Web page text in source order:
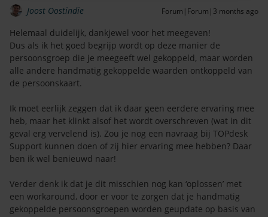
Joost Oostindie Forum|Forum|3 months ago
Helemaal duidelijk, dankjewel voor het meegeven!
Dus als ik het goed begrijp wordt op deze manier de
persoonsgroep die je meegeeft wel gekoppeld, maar worden
alle andere handmatig gekoppelde waarden ontkoppeld van
de persoonskaart.
Ik moet eerlijk zeggen dat ik daar geen eerdere ervaring mee
heb, maar het klinkt alsof het wordt overschreven (wat in dit
geval erg vervelend is). Zou je nog een navraag bij TOPdesk
Support kunnen doen of zij hier ervaring mee hebben? Daar
ben ik wel benieuwd naar!
Verder denk ik dat je dit misschien nog kan ‘oplossen’ met
een workaround, door er voor te zorgen dat je handmatig
gekoppelde persoonsgroepen worden geupdate op basis van